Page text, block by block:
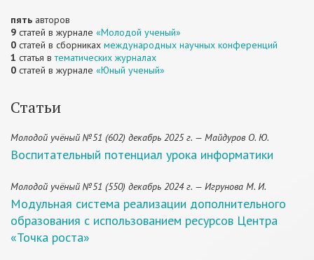
пять авторов
9 статей в журнале «Молодой ученый»
0 статей в сборниках международных научных конференций
1 статья втематических журналах
0 статей в журнале «Юный ученый»
Статьи
Молодой учёный №51 (602) декабрь 2025 г. — Майдуров О. Ю.
Воспитательный потенциал урока информатики
Молодой учёный №51 (550) декабрь 2024 г. — Игрунова М. И.
Модульная система реализации дополнительного
образования с использованием ресурсов Центра
«Точка роста»